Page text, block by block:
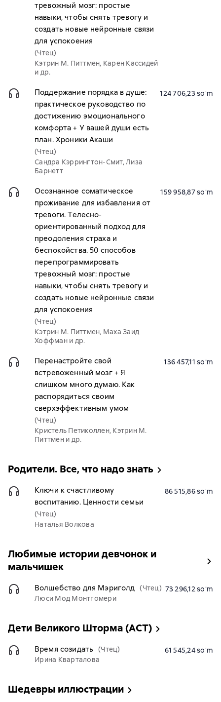
тревожный мозг: простые
навыки, чтобы снять тревогу и
создать новые нейронные связи
для успокоения
(Чтец)
Кэтрин М. Питтмен, Карен Кассидей
и др.
Поддержание порядка в душе:
практическое руководство по
достижению эмоционального
комфорта + У вашей души есть
план. Хроники Акаши
(Чтец)
Сандра Кэррингтон-Смит, Лиза
Барнетт
124 706,23 soʻm
Осознанное соматическое
проживание для избавления от
тревоги. Телесно-
ориентированный подход для
преодоления страха и
беспокойства. 50 способов
перепрограммировать
тревожный мозг: простые
навыки, чтобы снять тревогу и
создать новые нейронные связи
для успокоения
(Чтец)
Кэтрин М. Питтмен, Маха Заид
Хоффман и др.
159 958,87 soʻm
Перенастройте свой
встревоженный мозг + Я
слишком много думаю. Как
распорядиться своим
сверхэффективным умом
(Чтец)
Кристель Петиколлен, Кэтрин М.
Питтмен и др.
136 457,11 soʻm
Родители. Все, что надо знать
Ключи к счастливому
воспитанию. Ценности семьи
(Чтец)
Наталья Волкова
86 515,86 soʻm
Любимые истории девчонок и
мальчишек
Волшебство для Мэриголд (Чтец)
Люси Мод Монтгомери
73 296,12 soʻm
Дети Великого Шторма (АСТ)
Время созидать
(Чтец)
Ирина Кварталова
61 545,24 soʻm
Шедевры иллюстрации